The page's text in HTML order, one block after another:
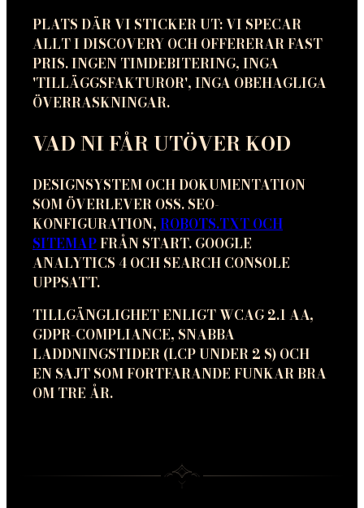
PLATS DÄR VI STICKER UT: VI SPECAR
ALLT I DISCOVERY OCH OFFERERAR FAST
PRIS. INGEN TIMDEBITERING, INGA
'TILLÄGGSFAKTUROR', INGA OBEHAGLIGA
ÖVERRASKNINGAR.
VAD NI FÅR UTÖVER KOD
DESIGNSYSTEM OCH DOKUMENTATION
SOM ÖVERLEVER OSS. SEO-
KONFIGURATION, ROBOTS.TXT OCH
SITEMAPFRÅN START. GOOGLE
ANALYTICS 4 OCH SEARCH CONSOLE
UPPSATT.
TILLGÄNGLIGHET ENLIGT WCAG 2.1 AA,
GDPR-COMPLIANCE, SNABBA
LADDNINGSTIDER (LCP UNDER 2 S) OCH
EN SAJT SOM FORTFARANDE FUNKAR BRA
OM TRE ÅR.